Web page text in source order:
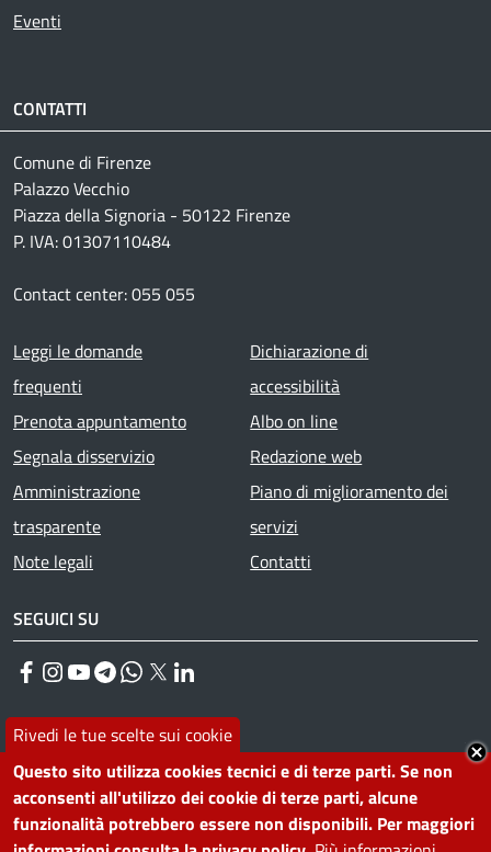
Rivedi le tue scelte sui cookie
Questo sito utilizza cookies tecnici e di terze parti. Se non
acconsenti all'utilizzo dei cookie di terze parti, alcune
funzionalità potrebbero essere non disponibili. Per maggiori
Eventi
CONTATTI
Comune di Firenze
Palazzo Vecchio
Piazza della Signoria - 50122 Firenze
P. IVA: 01307110484
Contact center: 055 055
Footer menu
Leggi le domande
frequenti
Prenota appuntamento
Segnala disservizio
Amministrazione
trasparente
Note legali
Dichiarazione di
accessibilità
Albo on line
Redazione web
Piano di miglioramento dei
servizi
Contatti
SEGUICI SU
Facebook
Instagram
YouTube
Telegram
WhatsApp
Twitter
PRIVACY
Useful links section
La Privacy nel Comune
PRIVACY